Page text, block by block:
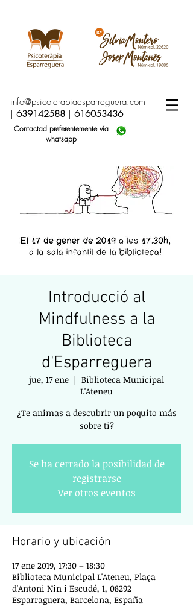
info@psicoterapiaesparreguera.com
639142588 616053436
Contactad preferentemente vía
whatsapp
Introducció al
Mindfulness a la
Biblioteca
d'Esparreguera
jue, 17 ene
  |
Biblioteca Municipal
L'Ateneu
¿Te animas a descubrir un poquito más
sobre ti?
Se ha cerrado la posibilidad de
registrarse
Ver otros eventos
Horario y ubicación
17 ene 2019, 17:30 – 18:30
Biblioteca Municipal L'Ateneu, Plaça
d'Antoni Nin i Escudé, 1, 08292
Esparraguera, Barcelona, España